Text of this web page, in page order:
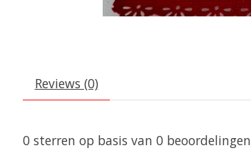
Reviews (0)
0 sterren op basis van 0 beoordelingen